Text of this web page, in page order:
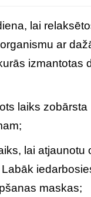
lai
ar
izmantotas
laiks zobārsta
lai atjaunotu
maskas;